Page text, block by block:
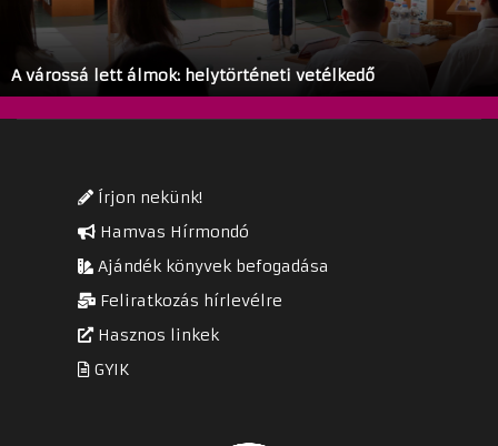
A várossá lett álmok: helytörténeti vetélkedő
Írjon nekünk!
Hamvas Hírmondó
Ajándék könyvek befogadása
Feliratkozás hírlevélre
Hasznos linkek
GYIK